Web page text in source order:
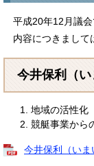
平成20年12月議
内容につきまして
今井保利（
地域の活性化
競艇事業から
今井保利（い